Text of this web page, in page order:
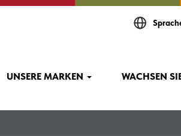
UNSERE MARKEN WACHSEN